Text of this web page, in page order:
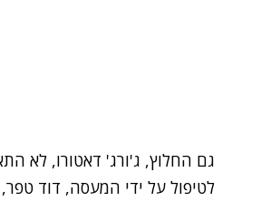
גם החלוץ, ג'ורג' דאטורו, לא
לטיפול על ידי המעסה, דוד